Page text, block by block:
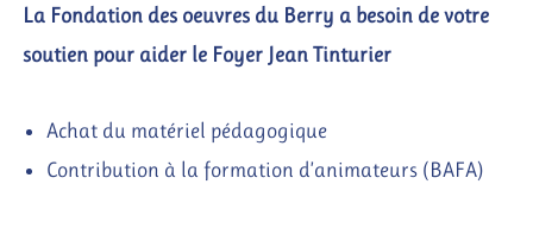
La Fondation des oeuvres du Berry a besoin de votre
soutien pour aider le Foyer Jean Tinturier
Achat du matériel pédagogique
Contribution à la formation d’animateurs (BAFA)